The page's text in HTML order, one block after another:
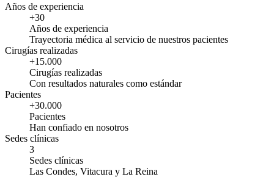
Años de experiencia
+30
Años de experiencia
Trayectoria médica al servicio de nuestros pacientes
Cirugías realizadas
+15.000
Cirugías realizadas
Con resultados naturales como estándar
Pacientes
+30.000
Pacientes
Han confiado en nosotros
Sedes clínicas
3
Sedes clínicas
Las Condes, Vitacura y La Reina